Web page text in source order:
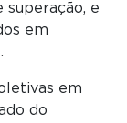
superação, e
em
em
do